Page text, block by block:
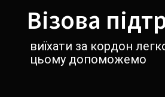
содержимомуВізова
виїхати за кордон
цьому допоможемо